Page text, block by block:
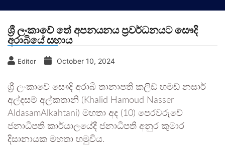
ශ්‍රී ලංකාවේ තේ අපනයනය ප්‍රවර්ධනයට සෞදි
අරාබියේ සහාය
Editor October 10, 2024
ශ්‍රී ලංකාවේ සෞදි අරාබි තානාපති කලිඩ් හමඩ් නසාර්
අල්දසම් අල්කතානි (Khalid Hamoud Nasser
AldasamAlkahtani) මහතා අද (10) පෙරවරුවේ
ජනාධිපති කාර්යාලයේදී ජනාධිපති අනුර කුමාර
දිසානායක මහතා හමුවිය.